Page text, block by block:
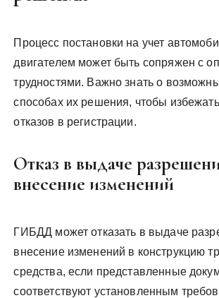
Процесс постановки на учет
двигателем может быть сопряжен с
трудностями. Важно знать о
способах их решения, чтобы
отказов в регистрации.
Отказ в выдаче
внесение изменений
ГИБДД может отказать в выдаче
внесение изменений в конструкцию
средства, если представленные
соответствуют установленным